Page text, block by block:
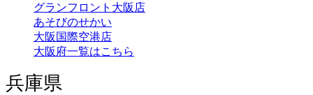
グランフロント大阪店
あそびのせかい
大阪国際空港店
大阪府一覧はこちら
兵庫県